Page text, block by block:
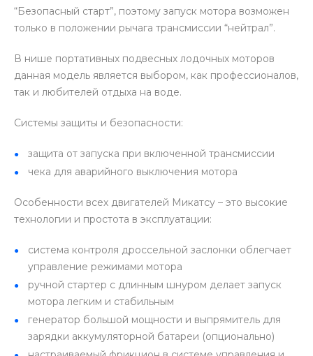
“Безопасный старт”, поэтому запуск мотора возможен
только в положении рычага трансмиссии “нейтрал”.
В нише портативных подвесных лодочных моторов
данная модель является выбором, как профессионалов,
так и любителей отдыха на воде.
Системы защиты и безопасности:
защита от запуска при включенной трансмиссии
чека для аварийного выключения мотора
Особенности всех двигателей Микатсу – это высокие
технологии и простота в эксплуатации:
система контроля дроссельной заслонки облегчает
управление режимами мотора
ручной стартер с длинным шнуром делает запуск
мотора легким и стабильным
генератор большой мощности и выпрямитель для
зарядки аккумуляторной батареи (опционально)